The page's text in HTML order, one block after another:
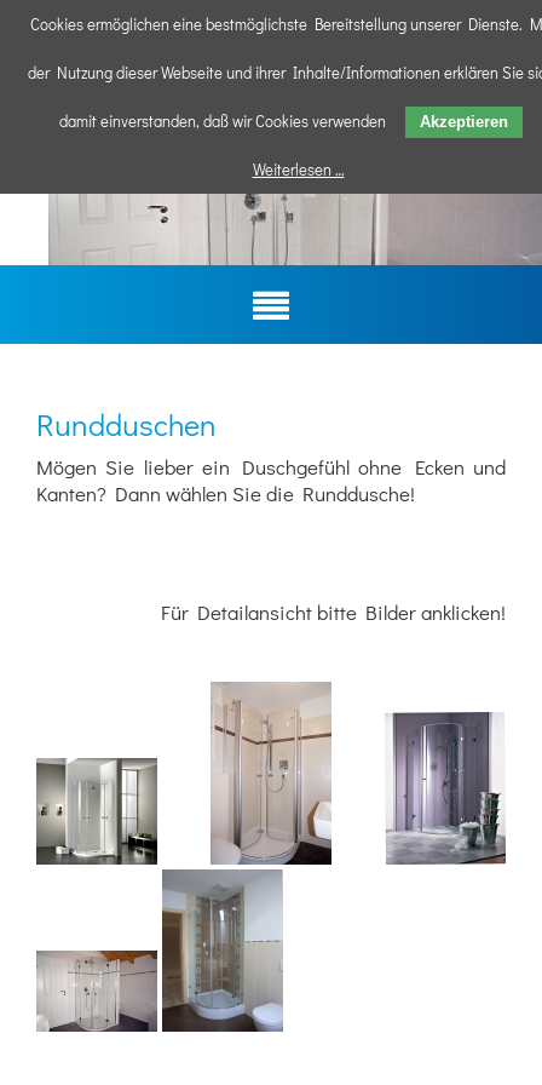
Rundduschen
Mögen Sie lieber ein Duschgefühl ohne Ecken und
Kanten? Dann wählen Sie die Runddusche!
Für Detailansicht bitte Bilder anklicken!
Cookies ermöglichen eine bestmöglichste Bereitstellung unserer Dienste.
der Nutzung dieser Webseite und ihrer Inhalte/Informationen erklären Sie
damit einverstanden, daß wir Cookies verwenden Akzeptieren
Weiterlesen …